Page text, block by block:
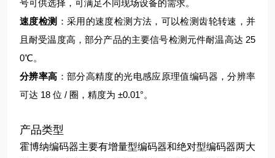
号可供选择，可满足不同现场设备的需求。
速度检测 ：采用的速度检测方法，可以检测齿轮转速，并
且耐受温度高，部分产品的主要信号检测元件耐温高达 25
0℃。
分辨率高 ：部分高精度的光电感应原理值编码器，分辨率
可达 18 位 / 圈，精度为 ±0.01°。
产品类型
霍博纳编码器主要有增量型编码器和绝对型编码器两大